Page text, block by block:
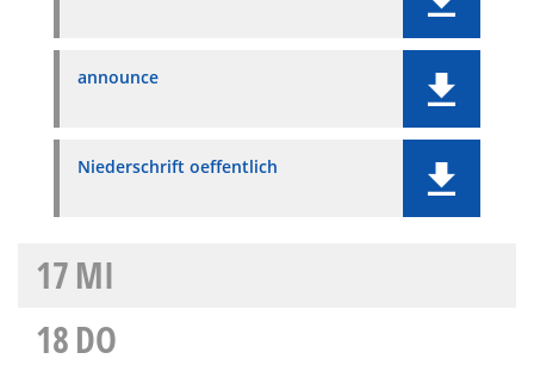
announce
Niederschrift oeffentlich
17MI
18DO